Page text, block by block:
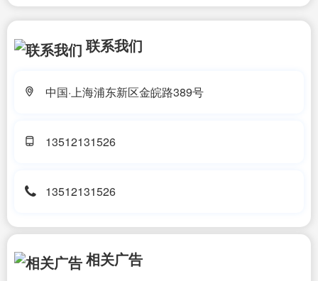
联系我们
中国·上海浦东新区金皖路389号
13512131526
13512131526
相关广告